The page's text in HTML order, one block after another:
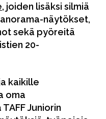
, joiden lisäksi silmiä
näytökset,
sekä pyöreitä
20-
kaikille
oma
Juniorin